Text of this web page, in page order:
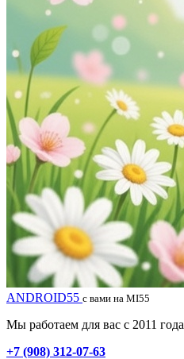
ANDROID55 с вами на MI55
Мы работаем для вас с 2011 года
+7 (908) 312-07-63